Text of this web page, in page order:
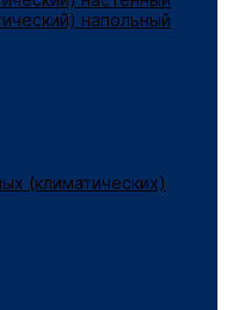
напольный
(климатических)